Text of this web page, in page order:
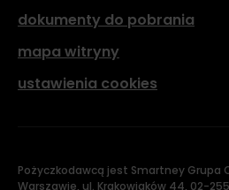
dokumenty do pobrania
mapa witryny
ustawienia cookies
Pożyczkodawcą jest Smartney Grupa
Warszawie, ul. Krakowiaków 44, 02-